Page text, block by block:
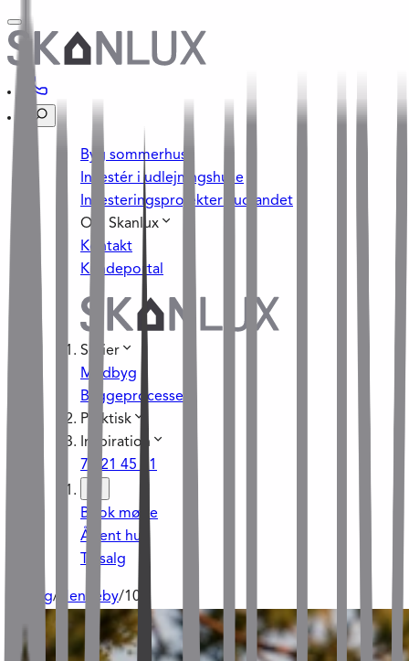
Byg sommerhus
Investér i udlejningshuse
Investeringsprojekter i udlandet
Om Skanlux
Kontakt
Kundeportal
Serier
Medbyg
Byggeprocessen
Praktisk
Inspiration
70 21 45 21
Book møde
Åbent hus
Til salg
Til salg/ Henneby/103